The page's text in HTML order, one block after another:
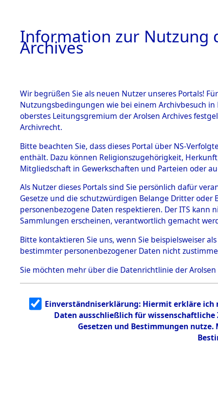
BESTÄNDE
1.
mente
5. Verschiedenes
5.3
Todesmärsche
5.3.1 Alliierte
Erhebungen
zu
Todesmärsch
en
5.3.2
g
5.3.3
Todesmärsch
Information zur Nutzung
Archives
Wir begrüßen Sie als neuen Nutzer unseres Portals!
Nutzungsbedingungen wie bei einem Archivbesuch
oberstes Leitungsgremium der Arolsen Archives
Archivrecht.
Bitte beachten Sie, dass dieses Portal über NS-
enthält. Dazu können Religionszugehörigkeit,
Mitgliedschaft in Gewerkschaften und Parteien oder
Als Nutzer dieses Portals sind Sie persönlich dafür
Gesetze und die schutzwürdigen Belange Dritter
personenbezogene Daten respektieren. Der ITS
Sammlungen erscheinen, verantwortlich gemacht
Bitte kontaktieren Sie uns, wenn Sie beispielsweiser
bestimmter personenbezogener Daten nicht
Sie möchten mehr über die Datenrichtlinie der Arolsen
Einverständniserklärung: Hiermit erkläre ich
Daten ausschließlich für
Gesetzen und Bestimmungen